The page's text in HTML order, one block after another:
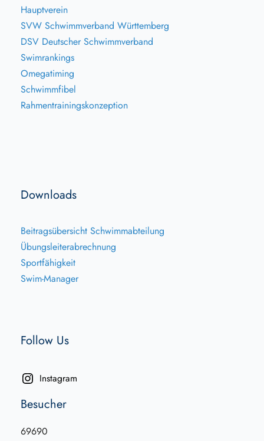
Hauptverein
SVW Schwimmverband Württemberg
DSV Deutscher Schwimmverband
Swimrankings
Omegatiming
Schwimmfibel
Rahmentrainingskonzeption
Downloads
Beitragsübersicht Schwimmabteilung
Übungsleiterabrechnung
Sportfähigkeit
Swim-Manager
Follow Us
Instagram
Besucher
69690